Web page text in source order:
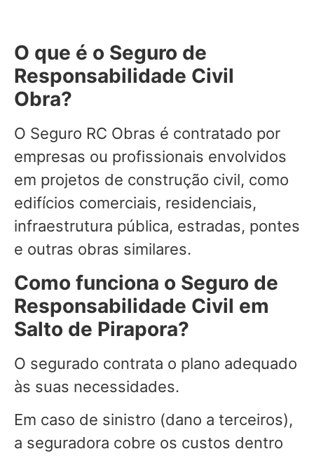
O que é o Seguro de
Responsabilidade Civil
Obra?
O Seguro RC Obras é contratado por
empresas ou profissionais envolvidos
em projetos de construção civil, como
edifícios comerciais, residenciais,
infraestrutura pública, estradas, pontes
e outras obras similares.
Como funciona o Seguro de
Responsabilidade Civil em
Salto de Pirapora?
O segurado contrata o plano adequado
às suas necessidades.
Em caso de sinistro (dano a terceiros),
a seguradora cobre os custos dentro